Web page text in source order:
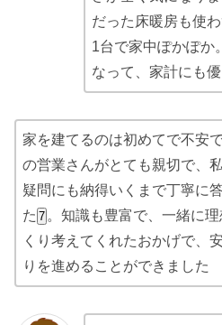
だった床暖房も使
1台で家中ぽかぽか
なって、家計にも
家を建てるのは初めてで不安
の営業さんがとても親切で、
疑問にも納得いくまで丁寧に
た 7 。知識も豊富で、一緒に
くり考えてくれたおかげで、
りを進めることができました